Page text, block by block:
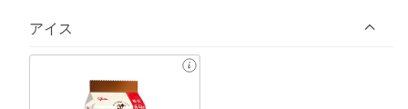
アイス